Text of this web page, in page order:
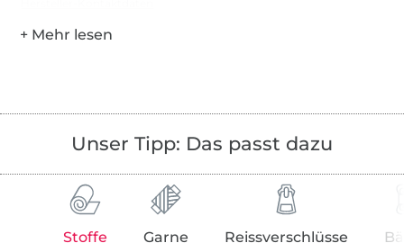
Unser Tipp: Das passt dazu
Stoffe Garne Reissverschlüsse